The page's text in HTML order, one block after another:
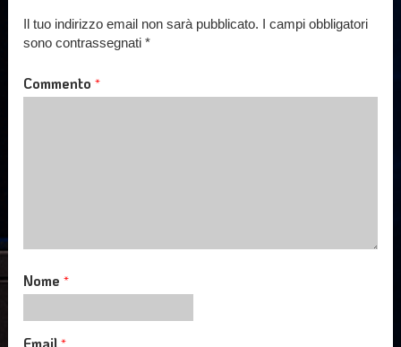
Il tuo indirizzo email non sarà pubblicato. I campi obbligatori
sono contrassegnati*
Commento*
Nome*
Email*